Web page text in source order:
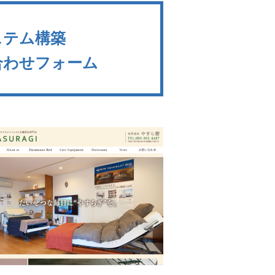
ム構築
せフォーム